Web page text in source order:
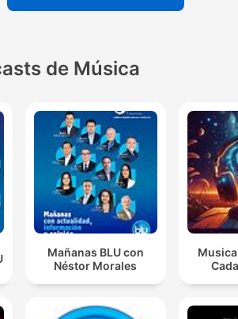
de Música
Mañanas BLU con
Néstor Morales